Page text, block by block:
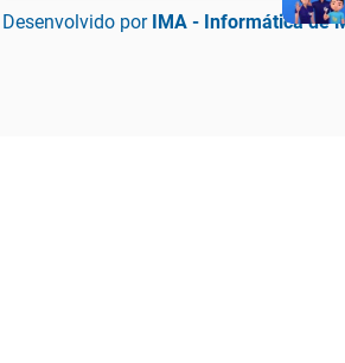
Desenvolvido por IMA - Informática de